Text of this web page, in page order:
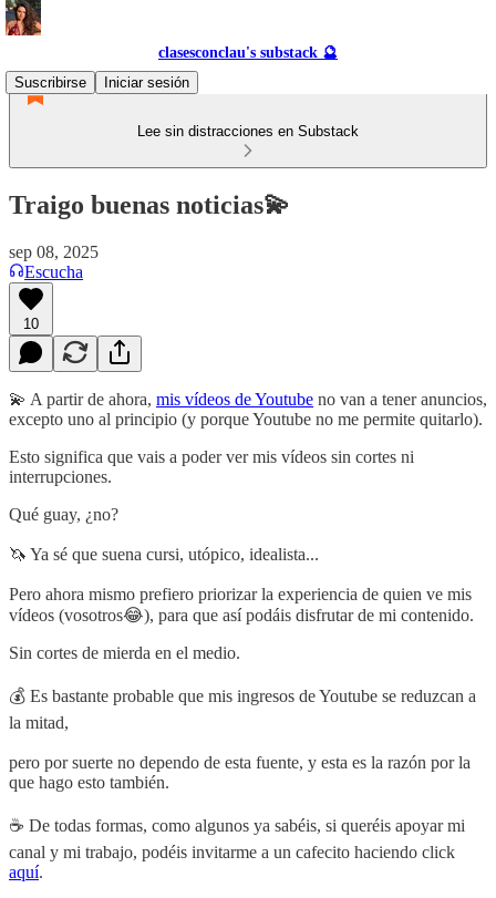
clasesconclau's substack 🔮
Suscribirse
Iniciar sesión
Lee sin distracciones en Substack
Traigo buenas noticias💫
sep 08, 2025
Escucha
10
💫 A partir de ahora, mis vídeos de Youtube no van a tener anuncios,
excepto uno al principio (y porque Youtube no me permite quitarlo).
Esto significa que vais a poder ver mis vídeos sin cortes ni
interrupciones.
Qué guay, ¿no?
🦄 Ya sé que suena cursi, utópico, idealista...
Pero ahora mismo prefiero priorizar la experiencia de quien ve mis
vídeos (vosotros😂), para que así podáis disfrutar de mi contenido.
Sin cortes de mierda en el medio.
💰 Es bastante probable que mis ingresos de Youtube se reduzcan a
la mitad,
pero por suerte no dependo de esta fuente, y esta es la razón por la
que hago esto también.
☕ De todas formas, como algunos ya sabéis, si queréis apoyar mi
canal y mi trabajo, podéis invitarme a un cafecito haciendo click
aquí.